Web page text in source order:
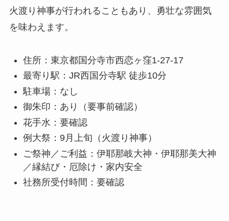
火渡り神事が行われることもあり、勇壮な雰囲気
を味わえます。
住所：東京都国分寺市西恋ヶ窪1-27-17
最寄り駅：JR西国分寺駅 徒歩10分
駐車場：なし
御朱印：あり（要事前確認）
花手水：要確認
例大祭：9月上旬（火渡り神事）
ご祭神／ご利益：伊耶那岐大神・伊耶那美大神
／縁結び・厄除け・家内安全
社務所受付時間：要確認